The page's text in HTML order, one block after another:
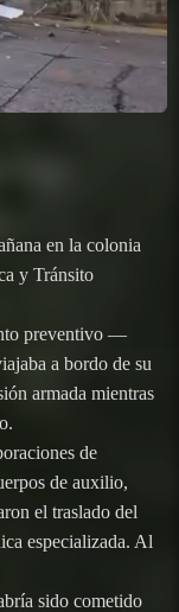
en la colonia
y Tránsito
preventivo —
a bordo de su
armada mientras
de
de auxilio,
el traslado del
especializada. Al
sido cometido